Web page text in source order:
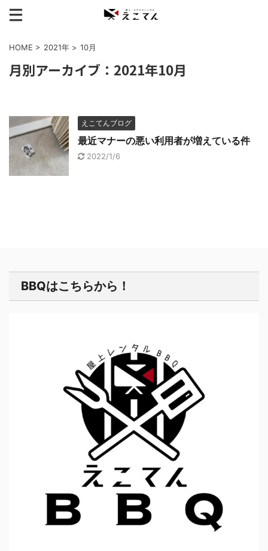
HOME > 2021年 > 10月
月別アーカイブ：2021年10月
えこてんブログ
最近マナーの悪い利用者が増えている件
2022/1/6
BBQはこちらから！